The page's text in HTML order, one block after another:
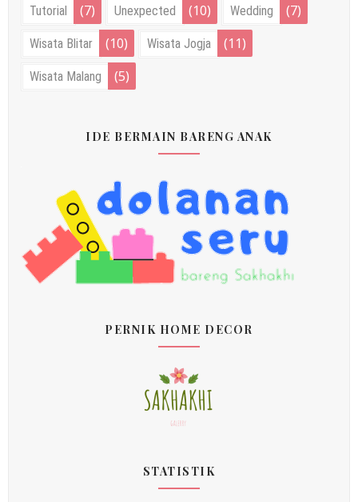
Tutorial (7) Unexpected (10) Wedding (7)
Wisata Blitar (10) Wisata Jogja (11)
Wisata Malang (5)
IDE BERMAIN BARENG ANAK
PERNIK HOME DECOR
STATISTIK